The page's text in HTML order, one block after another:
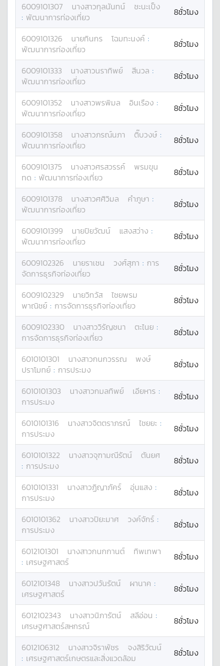
6009101307 นางสาวกุลนันทน์
ชะนะเป็ง
: พัฒนาการท่องเที่ยว 8ชั่วโมง
6009101326 นายทินกร โฉมทะนงค์ :
พัฒนาการท่องเที่ยว
8ชั่วโมง
6009101333 นางสาวนราทิพย์ สีนวล :
พัฒนาการท่องเที่ยว
8ชั่วโมง
6009101352 นางสาวพรพิมล อินเรือง :
พัฒนาการท่องเที่ยว
8ชั่วโมง
6009101358 นางสาวภรณ์นภา ติ๊บวงษ์ :
พัฒนาการท่องเที่ยว
8ชั่วโมง
6009101375 นางสาวศรสวรรค์
พรมขุน
ทด : พัฒนาการท่องเที่ยว 8ชั่วโมง
6009101378 นางสาวศศิวิมล คำภูษา :
พัฒนาการท่องเที่ยว
8ชั่วโมง
6009101399 นายปิยวัฒน์ แสงสว่าง :
พัฒนาการท่องเที่ยว
8ชั่วโมง
6009102326 นายราเชน วงศ์สุภา : การ
จัดการธุรกิจท่องเที่ยว
8ชั่วโมง
6009102329 นายวิทวัส
ไชยพรม
พาณิชย์ : การจัดการธุรกิจท่องเที่ยว 8ชั่วโมง
6009102330 นางสาววิรัญชนา ตะไนย :
การจัดการธุรกิจท่องเที่ยว
8ชั่วโมง
6010101301 นางสาวกนกวรรณ
พงษ์
ปราโมทย์ : การประมง 8ชั่วโมง
6010101303 นางสาวกมลทิพย์ เอียหาร :
การประมง
8ชั่วโมง
6010101316 นางสาวจิตตราภรณ์ ไชยยะ :
การประมง
8ชั่วโมง
6010101322 นางสาวจุฑามณีรัตน์
ตันยศ
: การประมง 8ชั่วโมง
6010101331 นางสาวฏิญาภัคร์ อุ่นแสง :
การประมง
8ชั่วโมง
6010101362 นางสาวปิยะมาศ วงค์จักร์ :
การประมง
8ชั่วโมง
6012101301 นางสาวกนกกานต์
ทิพเทพา
: เศรษฐศาสตร์ 8ชั่วโมง
6012101348 นางสาวปวันรัตน์ ผานาค :
เศรษฐศาสตร์
8ชั่วโมง
6012102343 นางสาวนิภารัตน์ สลีอ่อน :
เศรษฐศาสตร์สหกรณ์
8ชั่วโมง
6012106312 นางสาวจิราพัชร
จงสิริวัฒน์
: เศรษฐศาสตร์เกษตรและสิ่งแวดล้อม 8ชั่วโมง